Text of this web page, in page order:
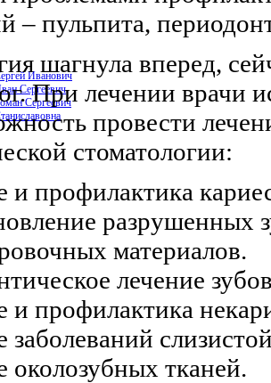
Иванович
Сергеевич
Сергеевич
– пульпита,
шагнула вперед,
При лечении врачи
провести
стоматологии:
и профилактика
материалов.
лечение
и профилактика
заболеваний
околозубных тканей.